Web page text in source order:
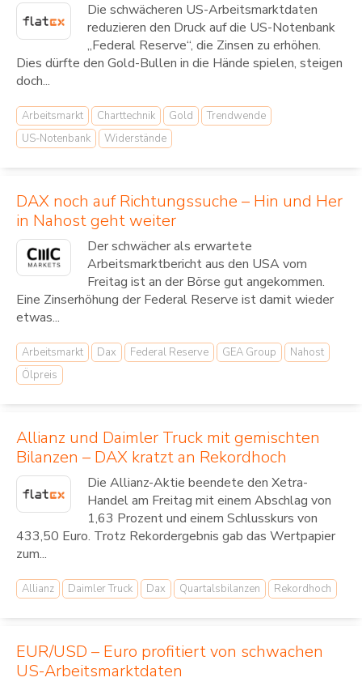
Die schwächeren US-Arbeitsmarktdaten
reduzieren den Druck auf die US-Notenbank
„Federal Reserve“, die Zinsen zu erhöhen.
Dies dürfte den Gold-Bullen in die Hände spielen, steigen
doch...
Arbeitsmarkt Charttechnik Gold
Trendwende
US-Notenbank
Widerstände
DAX noch auf Richtungssuche – Hin und Her
in Nahost geht weiter
Der schwächer als erwartete
Arbeitsmarktbericht aus den USA vom
Freitag ist an der Börse gut angekommen.
Eine Zinserhöhung der Federal Reserve ist damit wieder
etwas...
Arbeitsmarkt Dax Federal Reserve GEA Group
Nahost
Ölpreis
Allianz und Daimler Truck mit gemischten
Bilanzen – DAX kratzt an Rekordhoch
Die Allianz-Aktie beendete den Xetra-
Handel am Freitag mit einem Abschlag von
1,63 Prozent und einem Schlusskurs von
433,50 Euro. Trotz Rekordergebnis gab das Wertpapier
zum...
Allianz Daimler Truck Dax Quartalsbilanzen Rekordhoch
EUR/USD – Euro profitiert von schwachen
US-Arbeitsmarktdaten